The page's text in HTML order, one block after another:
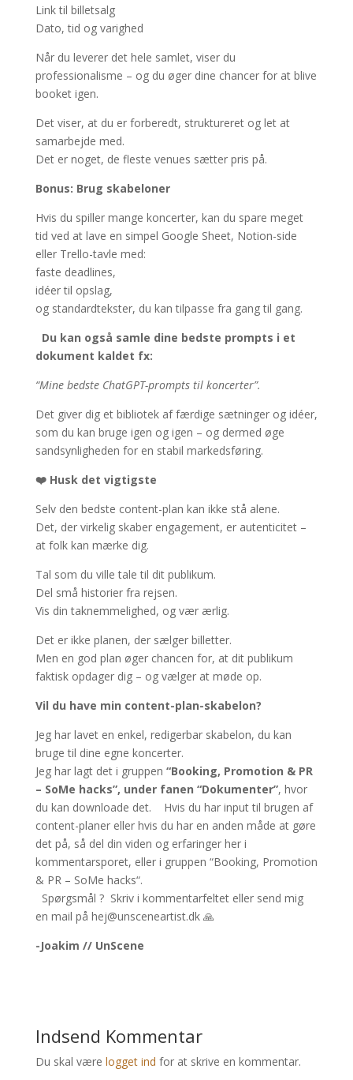
Link til billetsalg
Dato, tid og varighed
Når du leverer det hele samlet, viser du
professionalisme – og du øger dine chancer for at blive
booket igen.
Det viser, at du er forberedt, struktureret og let at
samarbejde med.
Det er noget, de fleste venues sætter pris på.
Bonus: Brug skabeloner
Hvis du spiller mange koncerter, kan du spare meget
tid ved at lave en simpel Google Sheet, Notion-side
eller Trello-tavle med:
faste deadlines,
idéer til opslag,
og standardtekster, du kan tilpasse fra gang til gang.
Du kan også samle dine bedste prompts i et
dokument kaldet fx:
“Mine bedste ChatGPT-prompts til koncerter”.
Det giver dig et bibliotek af færdige sætninger og idéer,
som du kan bruge igen og igen – og dermed øge
sandsynligheden for en stabil markedsføring.
❤️ Husk det vigtigste
Selv den bedste content-plan kan ikke stå alene.
Det, der virkelig skaber engagement, er autenticitet –
at folk kan mærke dig.
Tal som du ville tale til dit publikum.
Del små historier fra rejsen.
Vis din taknemmelighed, og vær ærlig.
Det er ikke planen, der sælger billetter.
Men en god plan øger chancen for, at dit publikum
faktisk opdager dig – og vælger at møde op.
Vil du have min content-plan-skabelon?
Jeg har lavet en enkel, redigerbar skabelon, du kan
bruge til dine egne koncerter.
Jeg har lagt det i gruppen “Booking, Promotion & PR
– SoMe hacks”, under fanen “Dokumenter”, hvor
du kan downloade det. Hvis du har input til brugen af
content-planer eller hvis du har en anden måde at gøre
det på, så del din viden og erfaringer her i
kommentarsporet, eller i gruppen “Booking, Promotion
& PR – SoMe hacks“.
Spørgsmål ? Skriv i kommentarfeltet eller send mig
en mail på hej@unsceneartist.dk 🙏
-Joakim // UnScene
Indsend Kommentar
Du skal være logget ind for at skrive en kommentar.